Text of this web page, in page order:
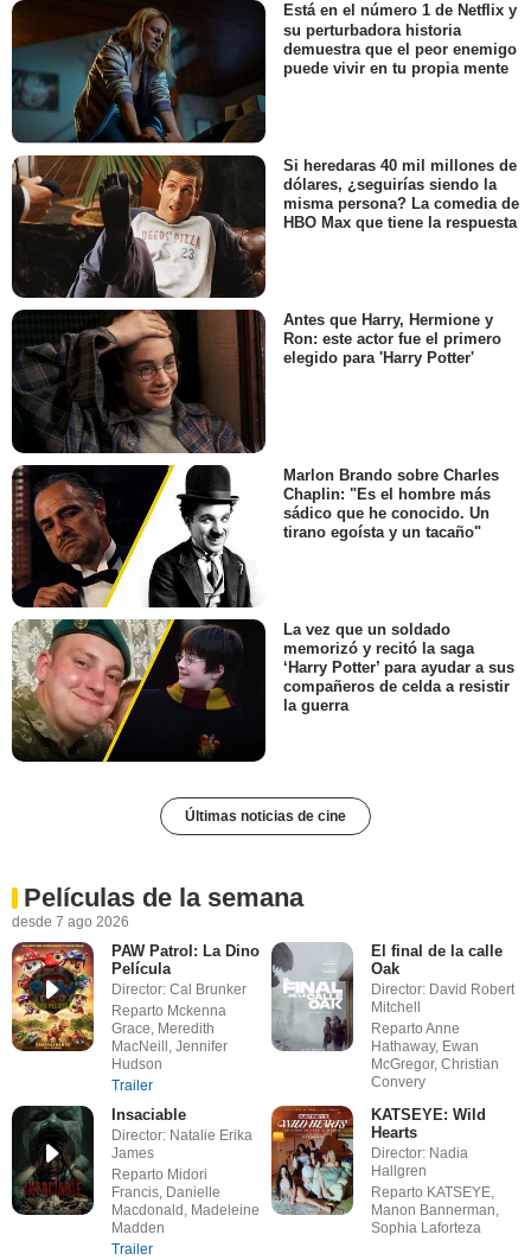
Está en el número 1 de Netflix y
su perturbadora historia
demuestra que el peor enemigo
puede vivir en tu propia mente
Si heredaras 40 mil millones de
dólares, ¿seguirías siendo la
misma persona? La comedia de
HBO Max que tiene la respuesta
Antes que Harry, Hermione y
Ron: este actor fue el primero
elegido para 'Harry Potter'
Marlon Brando sobre Charles
Chaplin: "Es el hombre más
sádico que he conocido. Un
tirano egoísta y un tacaño"
La vez que un soldado
memorizó y recitó la saga
‘Harry Potter’ para ayudar a sus
compañeros de celda a resistir
la guerra
Últimas noticias de cine
Películas de la semana
desde 7 ago 2026
PAW Patrol: La Dino
Película
Director: Cal Brunker
Reparto Mckenna
Grace, Meredith
MacNeill, Jennifer
Hudson
Trailer
El final de la calle
Oak
Director: David Robert
Mitchell
Reparto Anne
Hathaway, Ewan
McGregor, Christian
Convery
Insaciable
Director: Natalie Erika
James
Reparto Midori
Francis, Danielle
Macdonald, Madeleine
Madden
Trailer
KATSEYE: Wild
Hearts
Director: Nadia
Hallgren
Reparto KATSEYE,
Manon Bannerman,
Sophia Laforteza